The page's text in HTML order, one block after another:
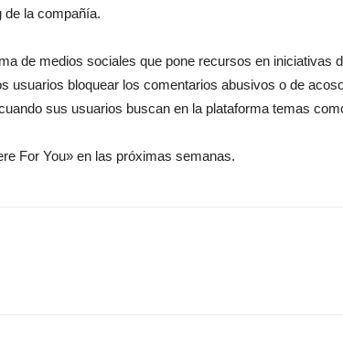
de la compañía.
de medios sociales que pone recursos en iniciativas
usuarios bloquear los comentarios abusivos o de
sus usuarios buscan en la plataforma temas
For You» en las próximas semanas.